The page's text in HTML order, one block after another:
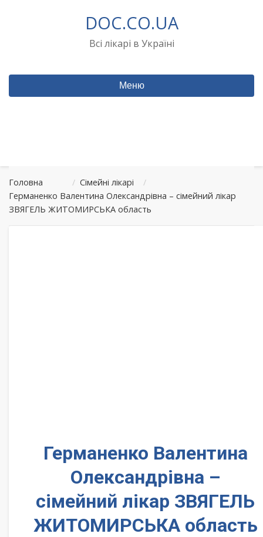
DOC.CO.UA
Всі лікарі в Україні
Меню
Головна / Сімейні лікарі
/
Германенко Валентина Олександрівна – сімейний лікар
ЗВЯГЕЛЬ ЖИТОМИРСЬКА область
Германенко Валентина
Олександрівна –
сімейний лікар ЗВЯГЕЛЬ
ЖИТОМИРСЬКА область